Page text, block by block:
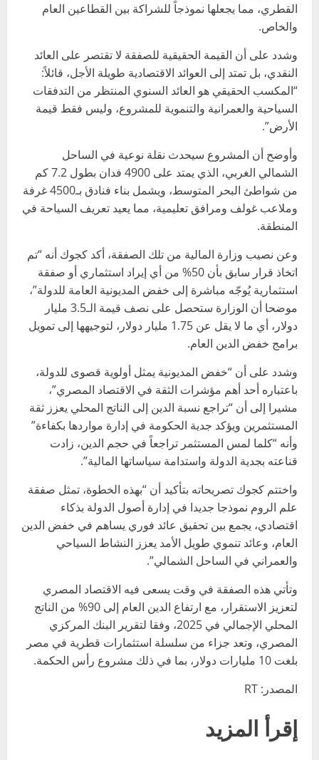
القطري، مما يجعلها نموذجاً للشراكة بين القطاعين العام
والخاص.
وشدد على أن القيمة الحقيقية للصفقة لا تقتصر على العائد
النقدي، بل تمتد إلى العوائد الاقتصادية طويلة الأجل، قائلاً:
“المكسب الحقيقي هو العائد السنوي المنتظر من التدفقات
السياحية والعمرانية والتنموية للمشروع، وليس فقط قيمة
الأرض”.
وأوضح أن المشروع سيحدث نقلة نوعية في الساحل
الشمالي الغربي، الذي يمتد على 4900 فدان بطول 7.2 كم
من شواطئ البحر المتوسط، ويشمل بناء فنادق بـ4500 غرفة
وملاعب غولف ومرافق تعليمية، مما يعيد تعريف السياحة في
المنطقة.
وعن نصيب وزارة المالية من تلك الصفقة، أكد كجوك أنه “تم
اتخاذ قرار سابق بأن 50% من أي إيراد استثماري أو صفقة
استثمارية يُوجّه مباشرة إلى خفض المديونية العامة للدولة”،
موضحا أن الوزارة ستحصل على نصف قيمة الـ3.5 مليار
دولار، أي ما لا يقل عن 1.75 مليار دولار، لتوجيهها إلى تمويل
برامج خفض الدين العام.
وشدد على أن “خفض المديونية يمثل أولوية قصوى للدولة،
باعتباره أحد أهم مؤشرات الثقة في الاقتصاد المصري”،
مشيرا إلى أن “تراجع نسبة الدين إلى الناتج المحلي يعزز ثقة
المستثمرين ويؤكد جدية الحكومة في إدارة مواردها بكفاءة”
وأنه “كلما لمس المستثمر تراجعاً في حجم الدين، زادت
قناعته بجدية الدولة واستدامة سياساتها المالية”.
واختتم كجوك تصريحاته بتأكيد أن “بهذه الخطوة، تمثل صفقة
علم الروم نموذجا جديدا في إدارة أصول الدولة بذكاء
اقتصادي، يجمع بين تحقيق عائد فوري يساهم في خفض الدين
العام، وعائد تنموي طويل الأمد يعزز النشاط السياحي
والعمراني في الساحل الشمالي”.
وتأتي هذه الصفقة في وقت يسعى فيه الاقتصاد المصري
لتعزيز الاستقرار، مع ارتفاع الدين العام إلى 90% من الناتج
المحلي الإجمالي في 2025، وفقا لتقرير البنك المركزي
المصري، وتعد جزاء من سلسلة استثمارات قطرية في مصر
بلغت 10 مليارات دولار، بما في ذلك مشروع رأس الحكمة.
المصدر: RT
إقرأ المزيد